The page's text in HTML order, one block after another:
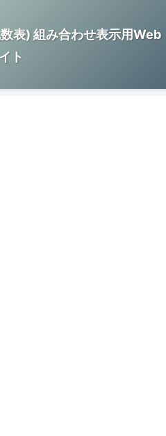
表) 組み合わせ表示用Web
ト